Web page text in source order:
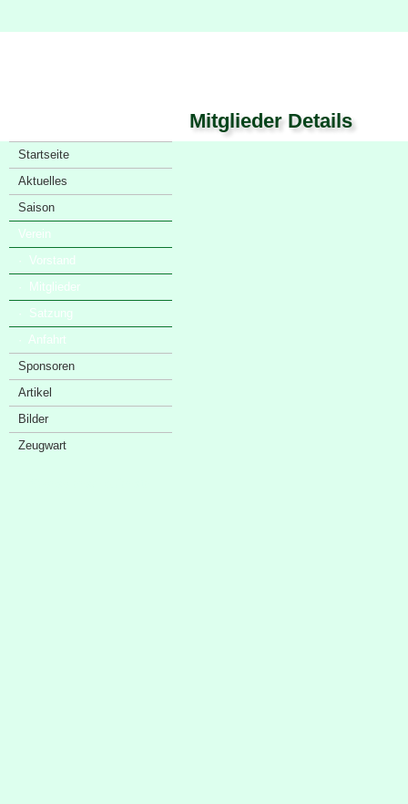
Mitglieder Details
Startseite
Aktuelles
Saison
Verein
· Vorstand
· Mitglieder
· Satzung
· Anfahrt
Sponsoren
Artikel
Bilder
Zeugwart